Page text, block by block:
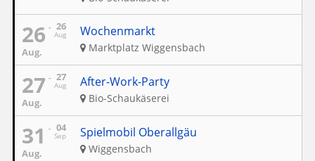
26
Aug
26
Aug.
Wochenmarkt
Marktplatz Wiggensbach
27
Aug
27
Aug.
After-Work-Party
Bio-Schaukäserei
04
Sep
31
Aug.
Spielmobil Oberallgäu
Wiggensbach